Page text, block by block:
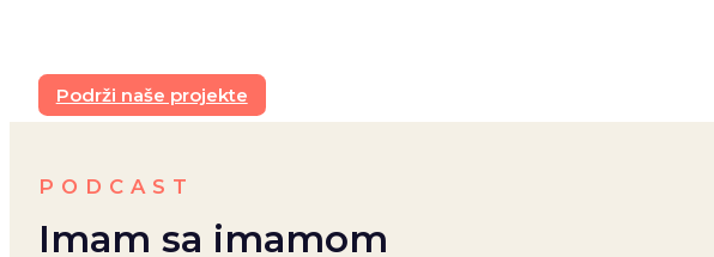
Podrži naše projekte
PODCAST
Imam sa imamom